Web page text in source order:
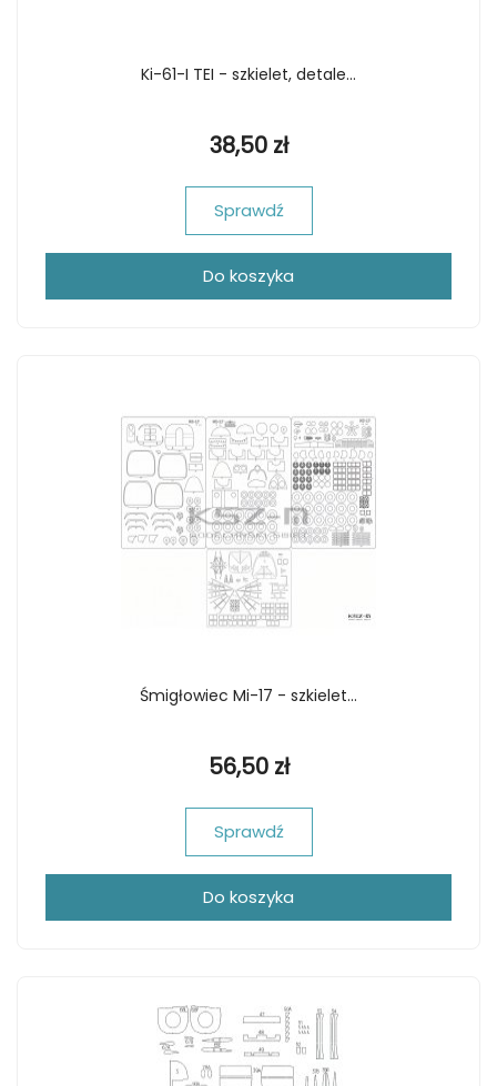
Ki-61-I TEI - szkielet, detale...
38,50 zł
Sprawdź
Do koszyka
Śmigłowiec Mi-17 - szkielet...
56,50 zł
Sprawdź
Do koszyka